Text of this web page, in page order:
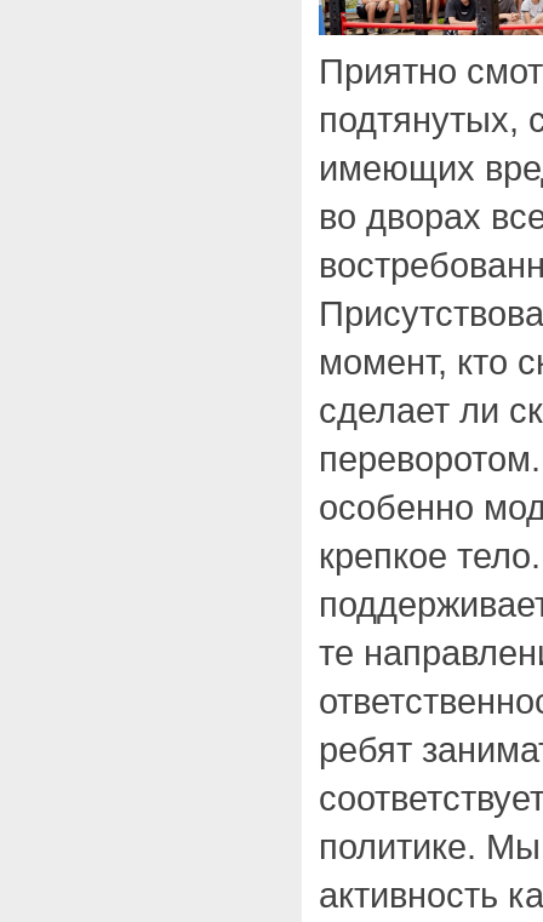
Приятно
подтянутых,
имеющих
во дворах
момент, кто
сделает ли
особенно
крепкое
те
ребят
политике.
активность